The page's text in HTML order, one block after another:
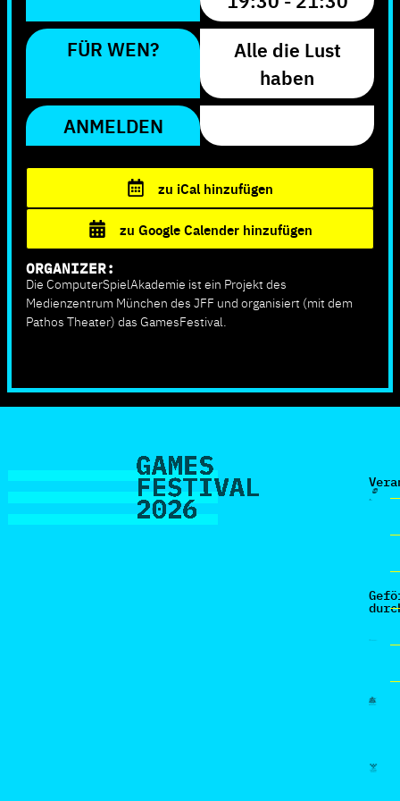
FÜR WEN?
Alle die Lust
haben
ANMELDEN
zu iCal hinzufügen
zu Google Calender hinzufügen
ORGANIZER:
Die ComputerSpielAkademie ist ein Projekt des
Medienzentrum München des JFF und organisiert (mit dem
Pathos Theater) das GamesFestival.